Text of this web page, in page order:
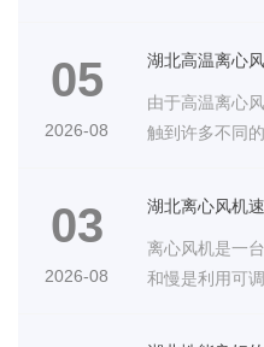
05
2026-08
湖北高温离心
由于高温离心
触到许多不同
03
2026-08
湖北离心风机
离心风机是一
和慢是利用可